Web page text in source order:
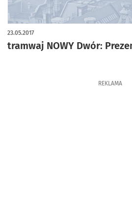
tramwaj NOWY Dwór:
23.05.2017
REKLAMA